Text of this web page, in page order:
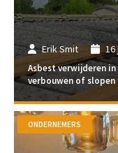
Erik Smit 16
Asbest verwijderen
verbouwen of slopen
ONDERNEMERS